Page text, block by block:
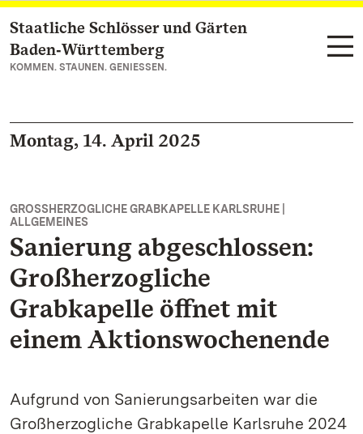
Zum Hauptinhalt springen
Staatliche Schlösser und Gärten
Baden‑Württemberg
KOMMEN. STAUNEN. GENIESSEN.
Montag, 14. April 2025
GROSSHERZOGLICHE GRABKAPELLE KARLSRUHE |
ALLGEMEINES
Sanierung abgeschlossen:
Großherzogliche
Grabkapelle öffnet mit
einem Aktionswochenende
Aufgrund von Sanierungsarbeiten war die
Großherzogliche Grabkapelle Karlsruhe 2024